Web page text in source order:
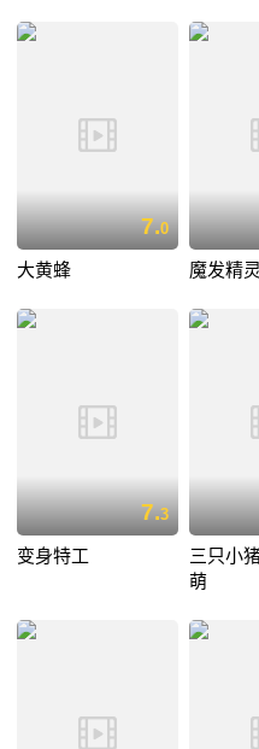
7.0
大黄蜂 魔发精
7.3
变身特工
三只小
萌